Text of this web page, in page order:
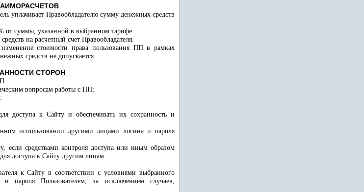
уплачивает Правообладателю сумму денежных средств
от суммы, указанной в выбранном тарифе.
на расчетный счет Правообладателя.
стоимости права пользования ПП в рамках
средств не допускается.
СТОРОН
вопросам работы с ПП;
доступа к Сайту и обеспечивать их сохранность и
использовании другими лицами логина и пароля
если средствами контроля доступа или иным образом
доступа к Сайту другим лицам.
к Сайту в соответствии с условиями выбранного
пароля Пользователем, за исключением случаев,